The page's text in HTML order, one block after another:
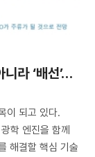
라 ‘배선’…
이 되고 있다.
학 엔진을 함께
해결할 핵심 기술